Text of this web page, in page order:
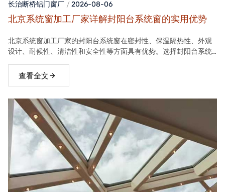
长治断桥铝门窗厂 2026-08-06
北京系统窗加工厂家详解封阳台系统窗的实用优势
北京系统窗加工厂家的封阳台系统窗在密封性、保温隔热性、外观
设计、耐候性、清洁性和安全性等方面具有优势。选择封阳台系统
体验。
查看全文